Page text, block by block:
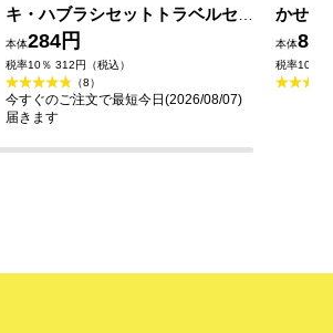
キ・ハブラシセットトラベルセ
ット １本＋３０ｇ ライオン (医
薬部外品)
本体284円
税率10％ 312円（税込）
（8）
今すぐのご注文で最短今日(2026/08/07)
届きます
かせる
外品)
本体
税率10％